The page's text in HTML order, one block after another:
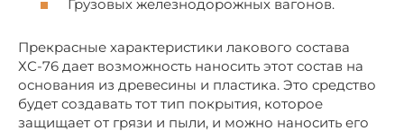
Грузовых железнодорожных вагонов.
Прекрасные характеристики лакового состава
ХС-76 дает возможность наносить этот состав на
основания из древесины и пластика. Это средство
будет создавать тот тип покрытия, которое
защищает от грязи и пыли, и можно наносить его